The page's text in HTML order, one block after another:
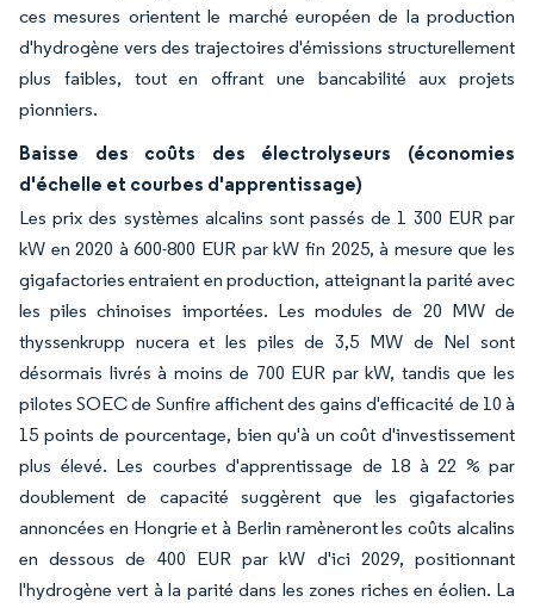
ces mesures orientent le marché européen de la production
d'hydrogène vers des trajectoires d'émissions structurellement
plus faibles, tout en offrant une bancabilité aux projets
pionniers.
Baisse des coûts des électrolyseurs (économies
d'échelle et courbes d'apprentissage)
Les prix des systèmes alcalins sont passés de 1 300 EUR par
kW en 2020 à 600-800 EUR par kW fin 2025, à mesure que les
gigafactories entraient en production, atteignant la parité avec
les piles chinoises importées. Les modules de 20 MW de
thyssenkrupp nucera et les piles de 3,5 MW de Nel sont
désormais livrés à moins de 700 EUR par kW, tandis que les
pilotes SOEC de Sunfire affichent des gains d'efficacité de 10 à
15 points de pourcentage, bien qu'à un coût d'investissement
plus élevé. Les courbes d'apprentissage de 18 à 22 % par
doublement de capacité suggèrent que les gigafactories
annoncées en Hongrie et à Berlin ramèneront les coûts alcalins
en dessous de 400 EUR par kW d'ici 2029, positionnant
l'hydrogène vert à la parité dans les zones riches en éolien. La